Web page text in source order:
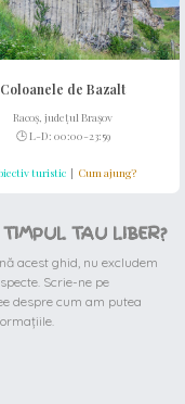
Coloanele de Bazalt
Racoș, județul Brașov
🕒 L-D: 00:00-23:59
turistic | Cum ajung?
TAU LIBER?
acest ghid, nu excludem
Scrie-ne pe
despre cum am putea